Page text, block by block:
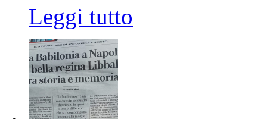
Leggi tutto